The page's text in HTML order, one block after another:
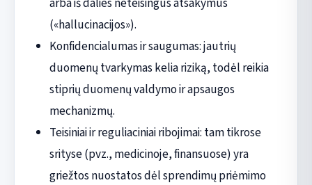
(«hallucinacijos»).
Konfidencialumas ir saugumas: jautrių
duomenų tvarkymas kelia riziką, todėl reikia
stiprių duomenų valdymo ir apsaugos
mechanizmų.
Teisiniai ir reguliaciniai ribojimai: tam tikrose
srityse (pvz., medicinoje, finansuose) yra
griežtos nuostatos dėl sprendimų priėmimo